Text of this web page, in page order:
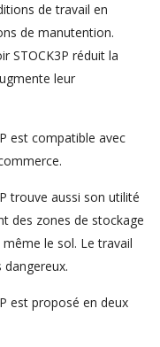
de travail en
de manutention.
STOCK3P réduit la
leur
est compatible avec
trouve aussi son utilité
des zones de stockage
le sol. Le travail
est proposé en deux